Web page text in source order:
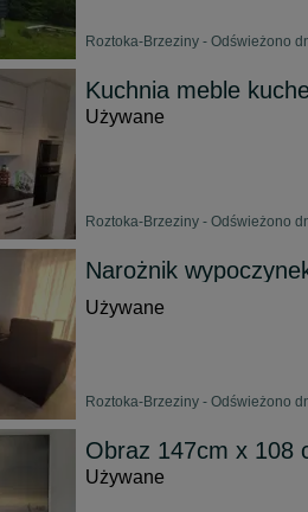
Roztoka-Brzeziny - Odświeżono
Kuchnia meble
Używane
Roztoka-Brzeziny - Odświeżono
Narożnik
Używane
Roztoka-Brzeziny - Odświeżono
Obraz 147cm x 108
Używane